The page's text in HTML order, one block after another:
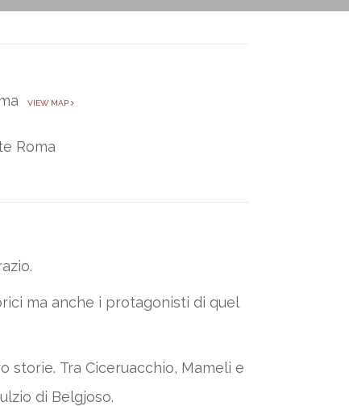
VIEW MAP
Roma
ma anche i protagonisti di quel
Tra Ciceruacchio, Mameli e
di Belgjoso.